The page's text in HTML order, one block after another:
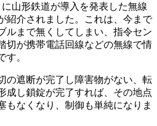
山形鉄道が導入を発表した無線
紹介されました。これは、今まで
ルまで無くしてしまい、指令セン
切が携帯電話回線などの無線で情
す。
の遮断が完了し障害物がない、転
成し鎖錠が完了すれば、その地点
もなくなり、制御も単純になりま